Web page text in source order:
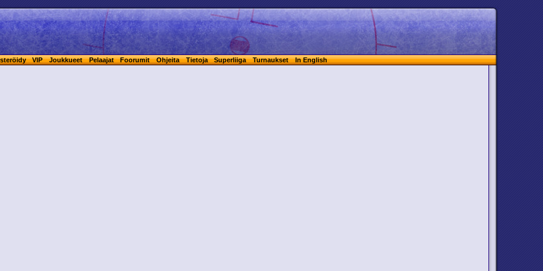
VIP Joukkueet Pelaajat Foorumit Ohjeita Tietoja Superliiga Turnaukset In English